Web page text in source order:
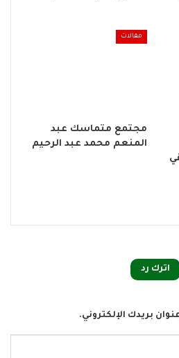
مقالات
مجتمع متماسك عبد
المنعم محمد عبد الرحيم
اترك رد
بريدك الإلكتروني.